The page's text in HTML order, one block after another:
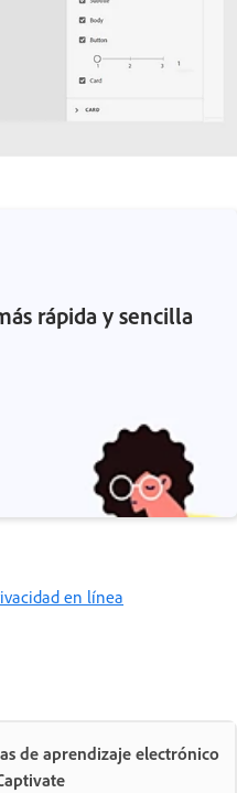
rápida y sencilla
en línea
de aprendizaje electrónico